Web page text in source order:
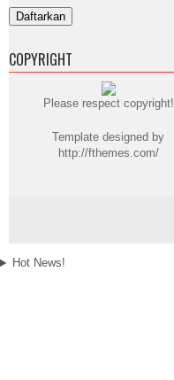
COPYRIGHT
Please respect copyright!
Template designed by
http://fthemes.com/
Hot News!